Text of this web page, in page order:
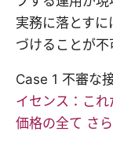
実務に落とす
づけることが不
Case 1 不審な
イセンス：これ
価格の全て さ